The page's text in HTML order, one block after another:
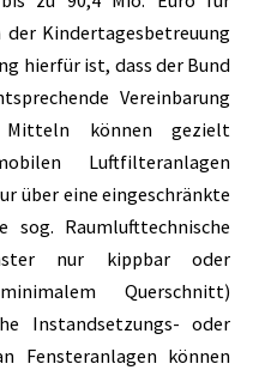
Kindertagesbetreuung
hierfür ist, dass der Bund
Vereinbarung
können gezielt
Luftfilteranlagen
über eine eingeschränkte
sog. Raumlufttechnische
nur kippbar oder
Querschnitt)
Instandsetzungs- oder
Fensteranlagen können